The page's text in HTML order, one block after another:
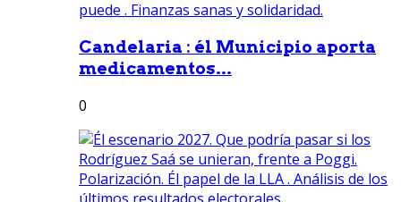
Candelaria : él Municipio aporta
medicamentos...
0